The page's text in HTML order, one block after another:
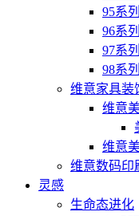
95系列
96系列
97系列
98系列
维意家具装
维意
维意
维意数码印
灵感
生命态进化